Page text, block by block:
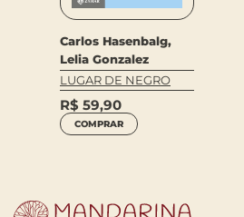
Carlos Hasenbalg,
Lelia Gonzalez
LUGAR DE NEGRO
R$ 59,90
COMPRAR